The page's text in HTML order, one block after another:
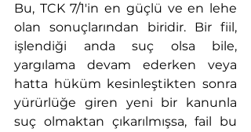
Bu, TCK 7/1'in en güçlü ve en lehe
olan sonuçlarından biridir. Bir fiil,
işlendiği anda suç olsa bile,
yargılama devam ederken veya
hatta hüküm kesinleştikten sonra
yürürlüğe giren yeni bir kanunla
suç olmaktan çıkarılmışsa, fail bu